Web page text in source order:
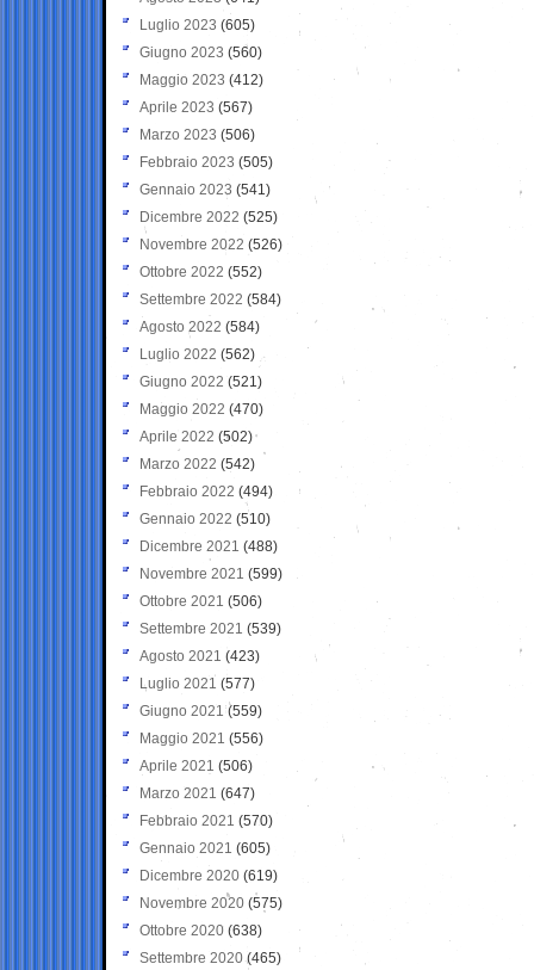
Luglio 2023 (605)
Giugno 2023 (560)
Maggio 2023 (412)
Aprile 2023 (567)
Marzo 2023 (506)
Febbraio 2023 (505)
Gennaio 2023 (541)
Dicembre 2022 (525)
Novembre 2022 (526)
Ottobre 2022 (552)
Settembre 2022 (584)
Agosto 2022 (584)
Luglio 2022 (562)
Giugno 2022 (521)
Maggio 2022 (470)
Aprile 2022 (502)
Marzo 2022 (542)
Febbraio 2022 (494)
Gennaio 2022 (510)
Dicembre 2021 (488)
Novembre 2021 (599)
Ottobre 2021 (506)
Settembre 2021 (539)
Agosto 2021 (423)
Luglio 2021 (577)
Giugno 2021(559)
Maggio 2021 (556)
Aprile 2021 (506)
Marzo 2021 (647)
Febbraio 2021 (570)
Gennaio 2021 (605)
Dicembre 2020 (619)
Novembre 2020 (575)
Ottobre 2020 (638)
Settembre 2020(465)